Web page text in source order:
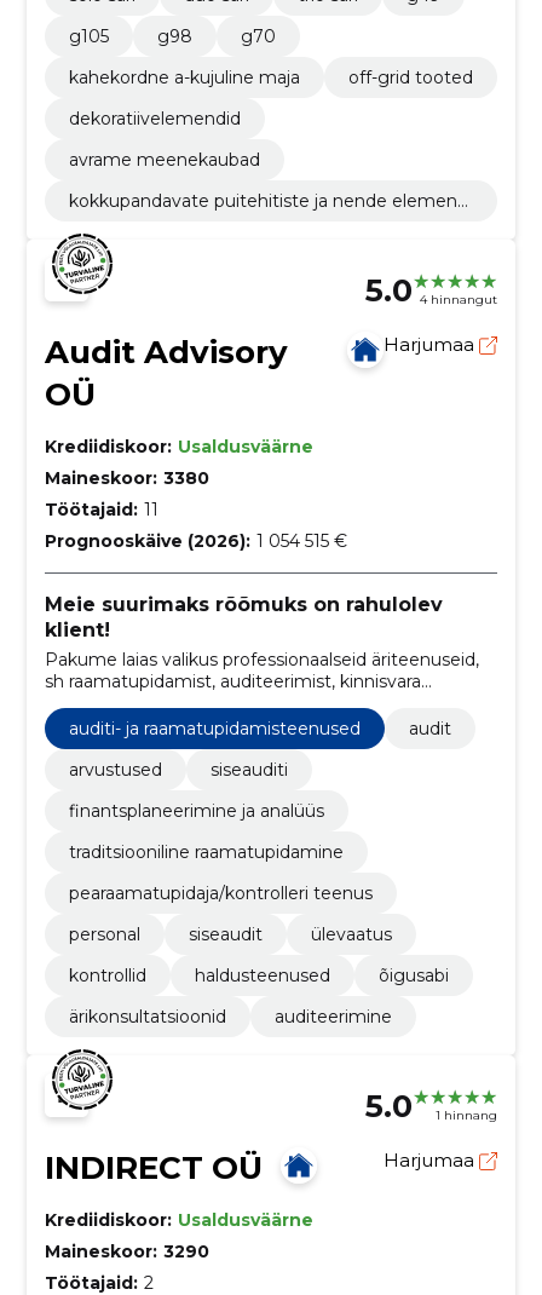
g105
g98
g70
kahekordne a-kujuline maja
off-grid tooted
dekoratiivelemendid
avrame meenekaubad
kokkupandavate puitehitiste ja nende elementi
5.0 4 hinnangut
Audit Advisory
OÜ
Harjumaa
Krediidiskoor: Usaldusväärne
Maineskoor: 3380
Töötajaid: 11
Prognooskäive (2026): 1 054 515 €
Meie suurimaks rõõmuks on rahulolev
klient!
Pakume laias valikus professionaalseid äriteenuseid,
sh raamatupidamist, auditeerimist, kinnisvara
auditi- ja raamatupidamisteenused
audit
arvustused
siseauditi
finantsplaneerimine ja analüüs
traditsiooniline raamatupidamine
pearaamatupidaja/kontrolleri teenus
personal
siseaudit
ülevaatus
kontrollid
haldusteenused
õigusabi
ärikonsultatsioonid
auditeerimine
5.0 1 hinnang
INDIRECT OÜ Harjumaa
Krediidiskoor: Usaldusväärne
Maineskoor: 3290
Töötajaid: 2